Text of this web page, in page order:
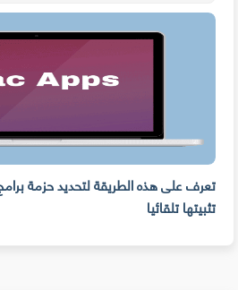
تثبيتها تلقائيا